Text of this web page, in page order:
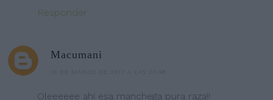
Responder
Macumani
Oleeeeee ahi esa manchega pura raza!!